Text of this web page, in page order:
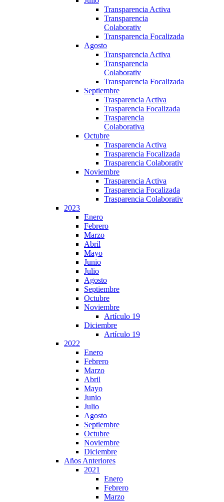
Transparencia Activa
Transparencia
Colaborativ
Transparencia Focalizada
Agosto
Transparencia Activa
Transparencia
Colaborativ
Transparencia Focalizada
Septiembre
Trasparencia Activa
Trasparencia Focalizada
Trasparencia
Colaborativa
Octubre
Trasparencia Activa
Trasparencia Focalizada
Trasparencia Colaborativ
Noviembre
Trasparencia Activa
Trasparencia Focalizada
Trasparencia Colaborativ
2023
Enero
Febrero
Marzo
Abril
Mayo
Junio
Julio
Agosto
Septiembre
Octubre
Noviembre
Artículo 19
Diciembre
Artículo 19
2022
Enero
Febrero
Marzo
Abril
Mayo
Junio
Julio
Agosto
Septiembre
Octubre
Noviembre
Diciembre
Años Anteriores
2021
Enero
Febrero
Marzo